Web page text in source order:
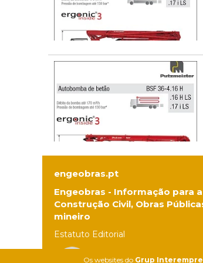
Os websites do Grup
engeobras.pt
Engeobras - Informação para
Construção Civil, Obras
mineiro
Estatuto Editorial